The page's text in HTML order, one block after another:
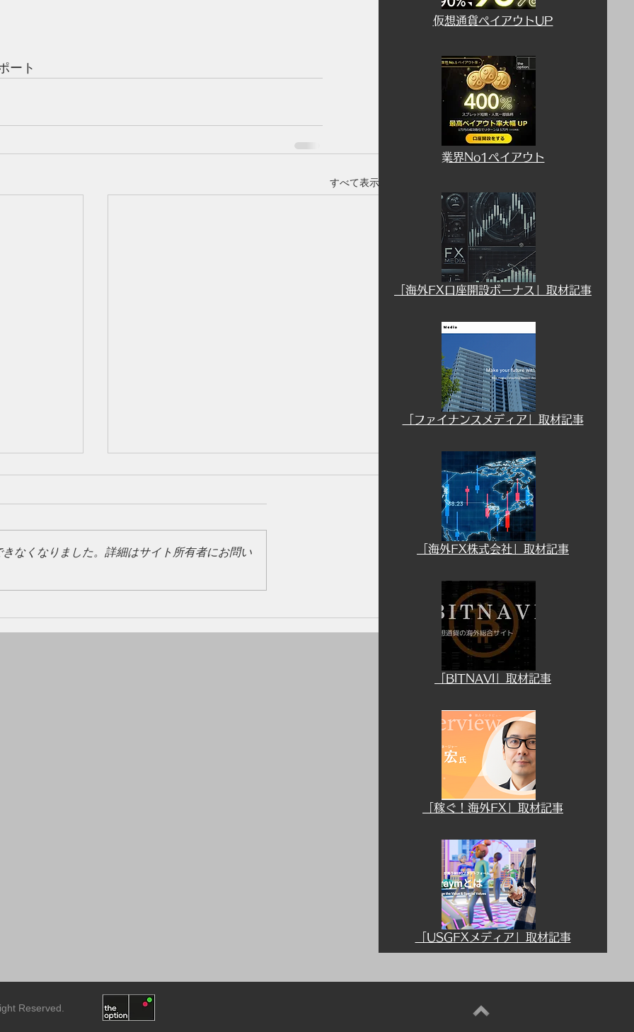
ート
すべて表示
した💴
ゴールデンウィーク期間中のご利用につ
なくなりました。詳細はサイト所有者にお問い
​仮想通貨ペイアウトUP
​業界No1ペイアウト
​「海外FX口座開設ボーナス」取材記事
「ファイナンスメディア」取材記事
​「海外FX株式会社」取材記事
​「BITNAVI」取材記事
「稼ぐ！海外FX」取材記事
「USGFXメディア」取材記事
Reserved.